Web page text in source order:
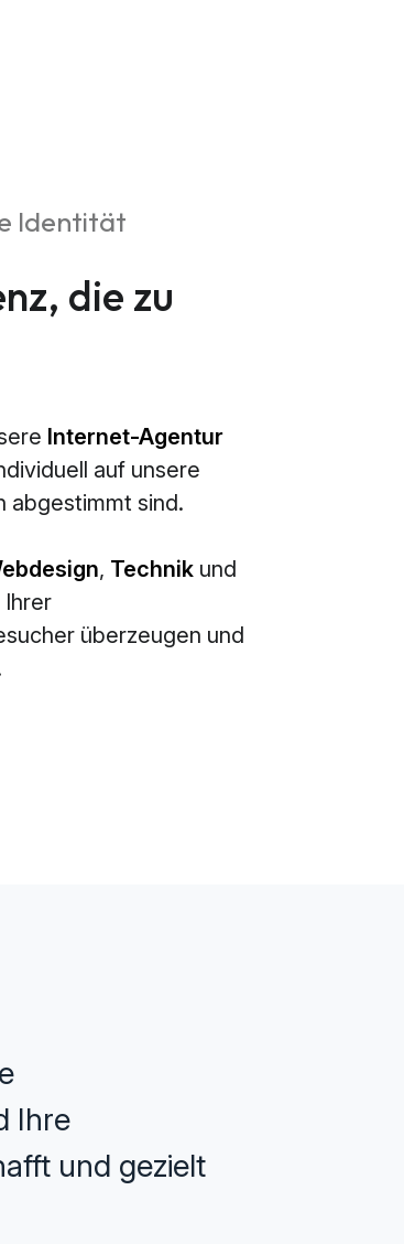
Identität
die zu
Internet-Agentur
auf unsere
abgestimmt sind.
, Technik und
überzeugen und
Ihre
und gezielt